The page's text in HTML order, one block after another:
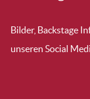
Bilder, Backstage
unseren Social